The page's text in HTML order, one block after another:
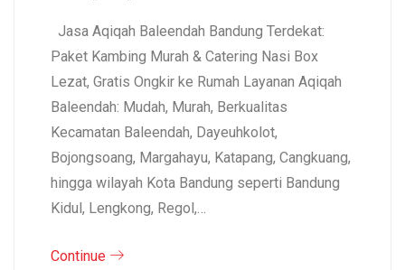
Jasa Aqiqah Baleendah Bandung Terdekat:
Paket Kambing Murah & Catering Nasi Box
Lezat, Gratis Ongkir ke Rumah Layanan Aqiqah
Baleendah: Mudah, Murah, Berkualitas
Kecamatan Baleendah, Dayeuhkolot,
Bojongsoang, Margahayu, Katapang, Cangkuang,
hingga wilayah Kota Bandung seperti Bandung
Kidul, Lengkong, Regol,…
Continue